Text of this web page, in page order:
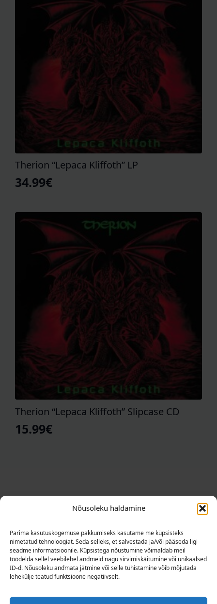
Nõusoleku haldamine
Parima kasutuskogemuse pakkumiseks kasutame me küpsisteks
nimetatud tehnoloogiat. Seda selleks, et salvestada ja/või pääseda ligi
seadme informatsioonile. Küpsistega nõustumine võimaldab meil
töödelda sellel veebilehel andmeid nagu sirvimiskäitumine või unikaalsed
ID-d. Nõusoleku andmata jätmine või selle tühistamine võib mõjutada
lehekülje teatud funktsioone negatiivselt.
Therion “Lepaca Kliffoth” LP
34.99€
Therion “Lepaca Kliffoth” Slipcase CD
15.99€
Nailboard Rock Shopi on võimalik külastada
kolmapäevast reedeni kell 14-18. Sisenemine
tulijatele hoovis parkimine pool tundi tasuta